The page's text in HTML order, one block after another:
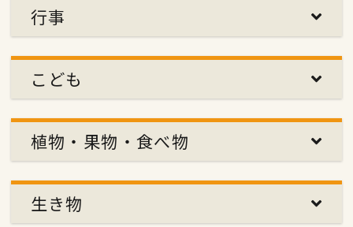
行事
こども
植物・果物・食べ物
生き物